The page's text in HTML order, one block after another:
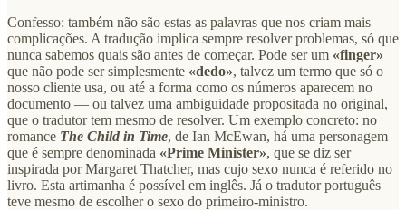
Confesso: também não são estas as palavras que nos criam mais
complicações. A tradução implica sempre resolver problemas, só que
nunca sabemos quais são antes de começar. Pode ser um «finger»
que não pode ser simplesmente «dedo», talvez um termo que só o
nosso cliente usa, ou até a forma como os números aparecem no
documento — ou talvez uma ambiguidade propositada no original,
que o tradutor tem mesmo de resolver. Um exemplo concreto: no
romance The Child in Time, de Ian McEwan, há uma personagem
que é sempre denominada «Prime Minister», que se diz ser
inspirada por Margaret Thatcher, mas cujo sexo nunca é referido no
livro. Esta artimanha é possível em inglês. Já o tradutor português
teve mesmo de escolher o sexo do primeiro-ministro.